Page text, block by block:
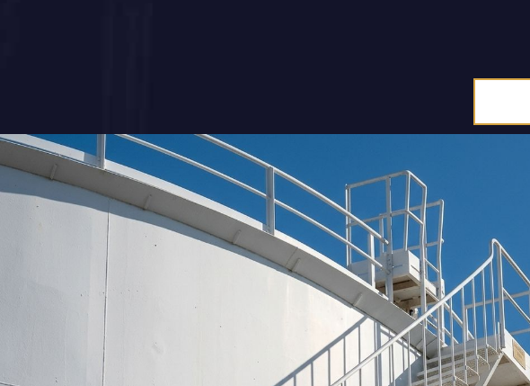
Организацией ООО "НовТехПроект" по договору подряда
работы по разработке проектной и рабочей документации
и ВК для "ЗФ ОАО "ГМК "Норильский никель" реконструкция
увеличением мощности до 16 млн. тонн руды в год. 1-й и 2-й